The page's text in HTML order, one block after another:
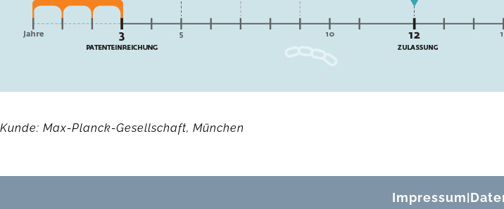
Kunde: Max-Planck-Gesellschaft, München
Impressum|